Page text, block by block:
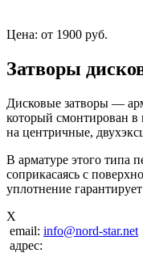
Цена: от 1900 руб.
Затворы
Дисковые затворы —
который смонтирован в
на центричные,
В арматуре этого типа
соприкасаясь с
уплотнение
X
email: info@nord-star.net
адрес: